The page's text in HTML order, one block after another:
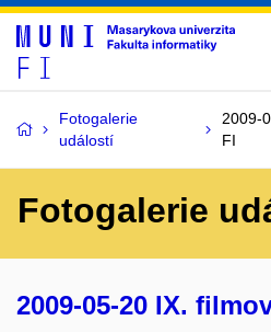
Fotogalerie
událostí
2009-
FI
Fotogalerie
2009-05-20 IX.